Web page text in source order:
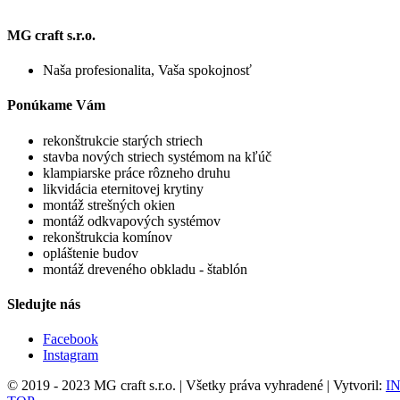
MG craft s.r.o.
Naša profesionalita, Vaša spokojnosť
Ponúkame Vám
rekonštrukcie starých striech
stavba nových striech systémom na kľúč
klampiarske práce rôzneho druhu
likvidácia eternitovej krytiny
montáž strešných okien
montáž odkvapových systémov
rekonštrukcia komínov
opláštenie budov
montáž dreveného obkladu - štablón
Sledujte nás
Facebook
Instagram
© 2019 - 2023 MG craft s.r.o. | Všetky práva vyhradené | Vytvoril: